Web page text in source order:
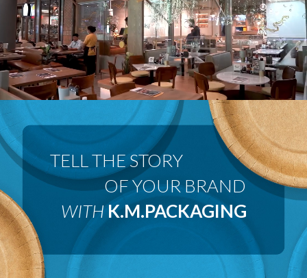
OF YOUR BRAND
WITHK.M.PACKAGING